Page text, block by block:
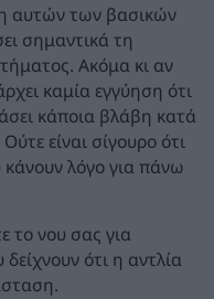
αυτών των βασικών
σημαντικά τη
Ακόμα κι αν
καμία εγγύηση ότι
κάποια βλάβη κατά
είναι σίγουρο ότι
κάνουν λόγο για πάνω
το νου σας για
ότι η αντλία